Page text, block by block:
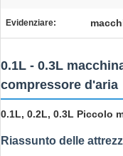
Evidenziare:
0.1L - 0.3L
compressore d'aria
0.1L, 0.2L, 0.3L Piccolo
Riassunto delle